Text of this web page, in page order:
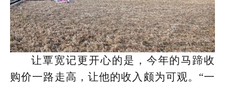
让覃宽记更开心的是，今年的马蹄收
购价一路走高，让他的收入颇为可观。“一